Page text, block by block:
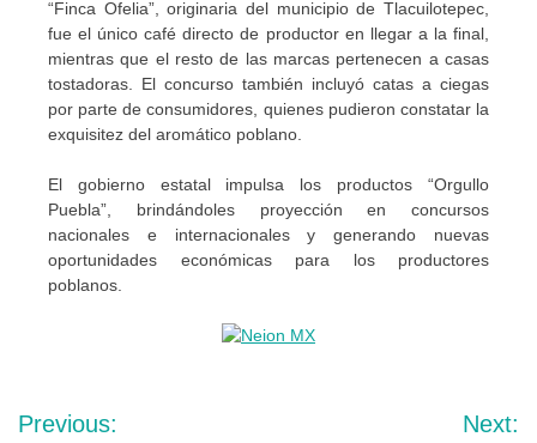
“Finca Ofelia”, originaria del municipio de Tlacuilotepec,
fue el único café directo de productor en llegar a la final,
mientras que el resto de las marcas pertenecen a casas
tostadoras. El concurso también incluyó catas a ciegas
por parte de consumidores, quienes pudieron constatar la
exquisitez del aromático poblano.
El gobierno estatal impulsa los productos “Orgullo
Puebla”, brindándoles proyección en concursos
nacionales e internacionales y generando nuevas
oportunidades económicas para los productores
poblanos.
Navegación
Previous: Next: